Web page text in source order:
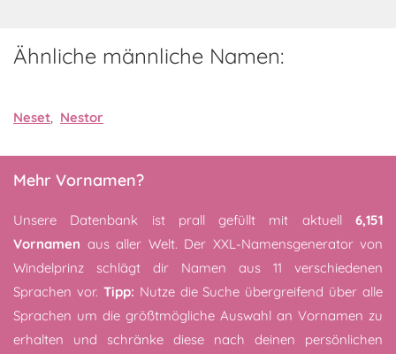
Ähnliche männliche Namen:
Neset, Nestor
Mehr Vornamen?
Unsere Datenbank ist prall gefüllt mit aktuell 6,151
Vornamen aus aller Welt. Der XXL-Namensgenerator von
Windelprinz schlägt dir Namen aus 11 verschiedenen
Sprachen vor. Tipp: Nutze die Suche übergreifend über alle
Sprachen um die größtmögliche Auswahl an Vornamen zu
erhalten und schränke diese nach deinen persönlichen